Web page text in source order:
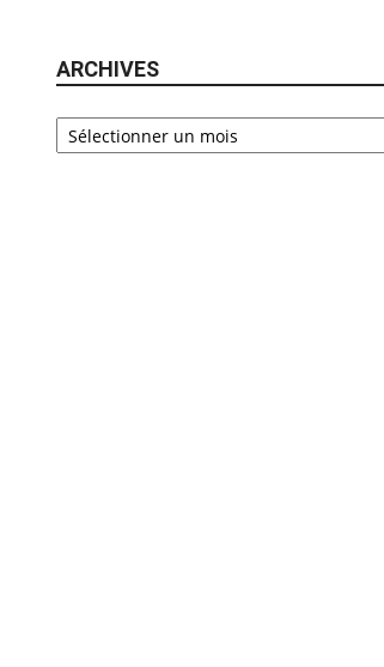
ARCHIVES
Archives